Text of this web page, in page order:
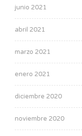
junio 2021
abril 2021
marzo 2021
enero 2021
diciembre 2020
noviembre 2020